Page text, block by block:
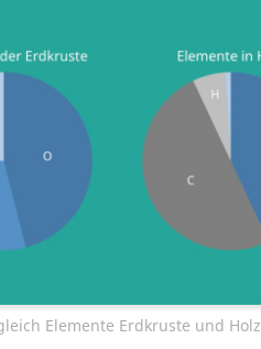
Elemente Erdkruste und Holz